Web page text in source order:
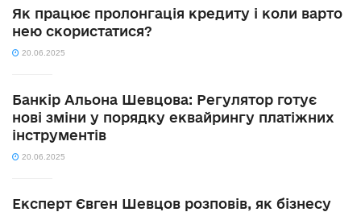
Як працює пролонгація кредиту і коли варто
нею скористатися?
20.06.2025
Банкір Альона Шевцова: Регулятор готує
нові зміни у порядку еквайрингу платіжних
інструментів
20.06.2025
Експерт Євген Шевцов розповів, як бізнесу